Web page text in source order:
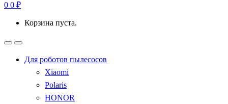
0 0 ₽
Корзина пуста.
Для роботов пылесосов
Xiaomi
Polaris
HONOR